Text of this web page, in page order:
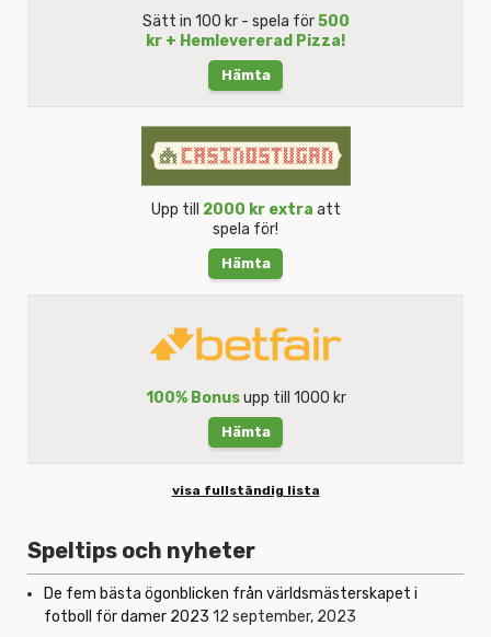
Sätt in 100 kr - spela för500
kr + Hemlevererad Pizza!
Hämta
Upp till 2000 kr extra att
spela för!
Hämta
100% Bonusupp till 1000 kr
Hämta
visa fullständig lista
Speltips och nyheter
De fem bästa ögonblicken från världsmästerskapet i
fotboll för damer 2023 12 september, 2023